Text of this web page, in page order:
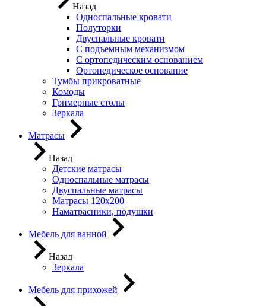
Назад
Односпальные кровати
Полуторки
Двуспальные кровати
С подъемным механизмом
С ортопедическим основанием
Ортопедическое основание
Тумбы прикроватные
Комоды
Гримерные столы
Зеркала
Матрасы
Назад
Детские матрасы
Односпальные матрасы
Двуспальные матрасы
Матрасы 120х200
Наматрасники, подушки
Мебель для ванной
Назад
Зеркала
Мебель для прихожей